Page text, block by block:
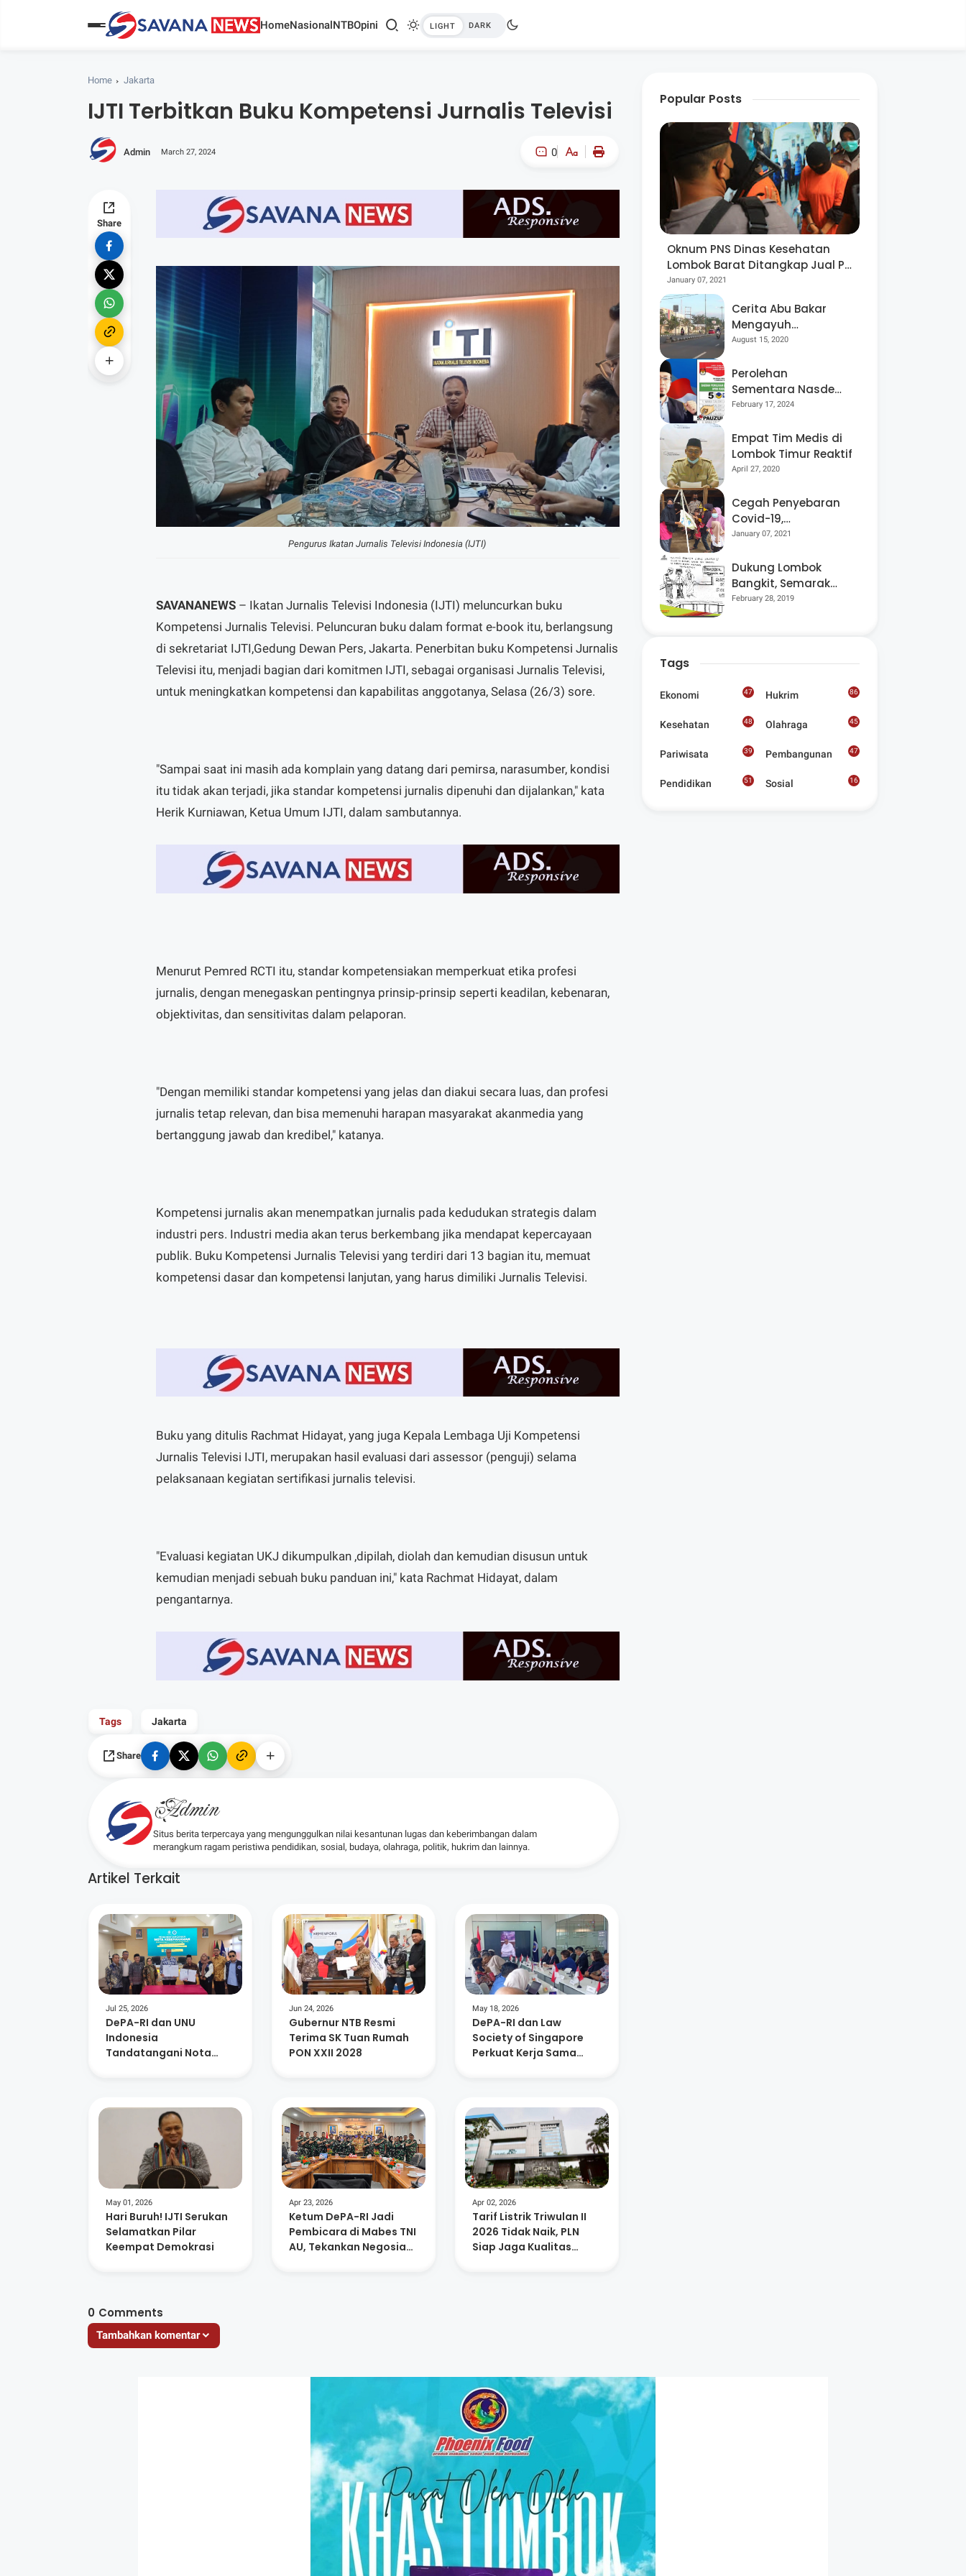
HomeNasionalNTBOpini
Home Jakarta
IJTI Terbitkan Buku Kompetensi Jurnalis Televisi
Admin March 27, 2024 0
A-
Share
Pengurus Ikatan Jurnalis Televisi Indonesia (IJTI)
SAVANANEWS – Ikatan Jurnalis Televisi Indonesia (IJTI) meluncurkan buku
Kompetensi Jurnalis Televisi. Peluncuran buku dalam format e-book itu, berlangsung
di sekretariat IJTI,Gedung Dewan Pers, Jakarta. Penerbitan buku Kompetensi Jurnalis
Televisi itu, menjadi bagian dari komitmen IJTI, sebagai organisasi Jurnalis Televisi,
untuk meningkatkan kompetensi dan kapabilitas anggotanya, Selasa (26/3) sore.
"Sampai saat ini masih ada komplain yang datang dari pemirsa, narasumber, kondisi
itu tidak akan terjadi, jika standar kompetensi jurnalis dipenuhi dan dijalankan," kata
Herik Kurniawan, Ketua Umum IJTI, dalam sambutannya.
Menurut Pemred RCTI itu, standar kompetensiakan memperkuat etika profesi
jurnalis, dengan menegaskan pentingnya prinsip-prinsip seperti keadilan, kebenaran,
objektivitas, dan sensitivitas dalam pelaporan.
"Dengan memiliki standar kompetensi yang jelas dan diakui secara luas, dan profesi
jurnalis tetap relevan, dan bisa memenuhi harapan masyarakat akanmedia yang
bertanggung jawab dan kredibel," katanya.
Kompetensi jurnalis akan menempatkan jurnalis pada kedudukan strategis dalam
industri pers. Industri media akan terus berkembang jika mendapat kepercayaan
publik. Buku Kompetensi Jurnalis Televisi yang terdiri dari 13 bagian itu, memuat
kompetensi dasar dan kompetensi lanjutan, yang harus dimiliki Jurnalis Televisi.
Buku yang ditulis Rachmat Hidayat, yang juga Kepala Lembaga Uji Kompetensi
Jurnalis Televisi IJTI, merupakan hasil evaluasi dari assessor (penguji) selama
pelaksanaan kegiatan sertifikasi jurnalis televisi.
"Evaluasi kegiatan UKJ dikumpulkan ,dipilah, diolah dan kemudian disusun untuk
kemudian menjadi sebuah buku panduan ini," kata Rachmat Hidayat, dalam
pengantarnya.
Tags Jakarta
Share
Admin
Situs berita terpercaya yang mengunggulkan nilai kesantunan lugas dan keberimbangan dalam
merangkum ragam peristiwa pendidikan, sosial, budaya, olahraga, politik, hukrim dan lainnya.
Artikel Terkait
Jul 25, 2026
DePA-RI dan UNU
Indonesia
Tandatangani Nota
Jun 24, 2026
Gubernur NTB Resmi
Terima SK Tuan Rumah
PON XXII 2028
May 18, 2026
DePA-RI dan Law
Society of Singapore
Perkuat Kerja Sama
May 01, 2026
Hari Buruh! IJTI Serukan
Selamatkan Pilar
Keempat Demokrasi
Apr 23, 2026
Ketum DePA-RI Jadi
Pembicara di Mabes TNI
AU, Tekankan Negosiasi
Apr 02, 2026
Tarif Listrik Triwulan II
2026 Tidak Naik, PLN
Siap Jaga Kualitas
0 Comments
Tambahkan komentar
Popular Posts
Oknum PNS Dinas Kesehatan
Lombok Barat Ditangkap Jual Pil
Ekstasi
January 07, 2021
Cerita Abu Bakar
Mengayuh
Sepedanya Selama
Menggelorakan
Kemerdekaan
August 15, 2020
Perolehan
Sementara Nasdem
Lobar Tertinggi,
Berpeluang “Rebut”
Kursi Dapil 3
February 17, 2024
Empat Tim Medis di
Lombok Timur Reaktif
April 27, 2020
Cegah Penyebaran
Covid-19,
Bhabinkamtibmas
Kegiatan Posyandu
January 07, 2021
Dukung Lombok
Bangkit, Semarak
Pesta Rakyat
Seniman Di Lombok
February 28, 2019
Tags
Ekonomi 47 Hukrim 86
Kesehatan 48 Olahraga 45
Pariwisata 39 Pembangunan 47
Pendidikan 51 Sosial
16